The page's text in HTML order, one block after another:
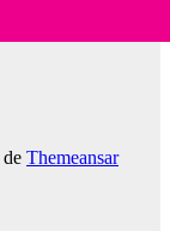
de Themeansar